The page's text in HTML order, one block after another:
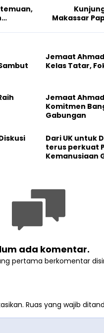
Makassar
Jemaat
Kelas Tatar,
Jemaat
Komitmen
Gabungan
Dari UK untuk
terus perkuat
Kemanusiaan
ada komentar.
pertama berkomentar
Ruas yang wajib